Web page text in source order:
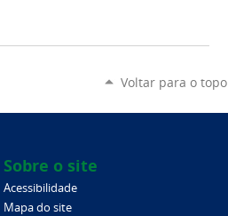
Voltar para o topo
Sobre o site
Acessibilidade
Mapa do site